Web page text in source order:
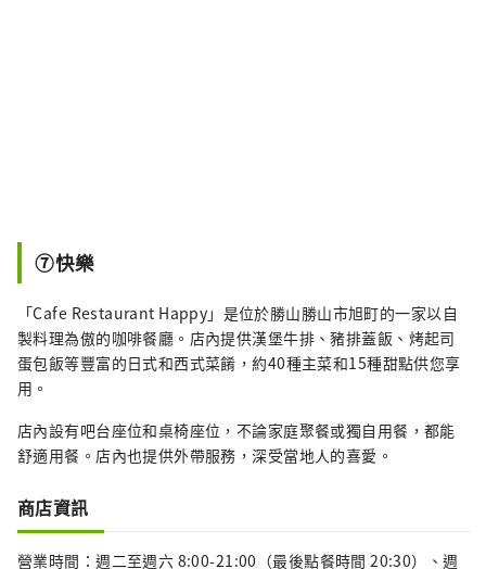
⑦快樂
「Cafe Restaurant Happy」是位於勝山勝山市旭町的一家以自
製料理為傲的咖啡餐廳。店內提供漢堡牛排、豬排蓋飯、烤起司
蛋包飯等豐富的日式和西式菜餚，約40種主菜和15種甜點供您享
用。
店內設有吧台座位和桌椅座位，不論家庭聚餐或獨自用餐，都能
舒適用餐。店內也提供外帶服務，深受當地人的喜愛。
商店資訊
營業時間：週二至週六 8:00-21:00（最後點餐時間 20:30）、週